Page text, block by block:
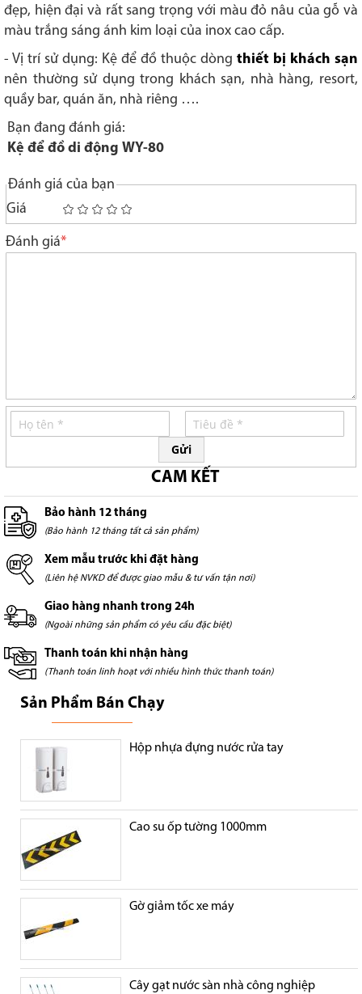
đẹp, hiện đại và rất sang trọng với màu đỏ nâu của gỗ và
màu trắng sáng ánh kim loại của inox cao cấp.
- Vị trí sử dụng: Kệ để đồ thuộc dòng thiết bị khách sạn
nên thường sử dụng trong khách sạn, nhà hàng, resort,
quầy bar, quán ăn, nhà riêng ….
Bạn đang đánh giá:
Kệ để đồ di động WY-80
Đánh giá của bạn
Giá
1
star
2
stars
3
stars
4
stars
5
stars
Đánh giá
Gửi
CAM KẾT
Bảo hành 12 tháng
(Bảo hành 12 tháng tất cả sản phẩm)
Xem mẫu trước khi đặt hàng
(Liên hệ NVKD để được giao mẫu & tư vấn tận nơi)
Giao hàng nhanh trong 24h
(Ngoài những sản phẩm có yêu cầu đặc biệt)
Thanh toán khi nhận hàng
(Thanh toán linh hoạt với nhiều hình thức thanh toán)
Sản Phẩm Bán Chạy
Hộp nhựa đựng nước rửa tay
Cao su ốp tường 1000mm
Gờ giảm tốc xe máy
Cây gạt nước sàn nhà công nghiệp